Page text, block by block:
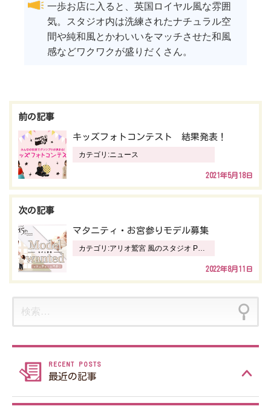
一歩お店に入ると、英国ロイヤル風な雰囲
気。スタジオ内は洗練されたナチュラル空
間や純和風とかわいいをマッチさせた和風
感などワクワクが盛りだくさん。
投
稿
ナ
ビ
ゲ
ー
シ
ョ
ン
キッズフォトコンテスト 結果発表！
カテゴリ:ニュース
2021年5月18日
マタニティ・お宮参りモデル募集
カテゴリ:アリオ鷲宮 風のスタジオ Pastel イオンタウン真岡 風のスタジオ CORO イオンモール上尾 風のスタジオ fantasy イオンモール下妻 風のスタジオ ANNEX イオン狭山 風のスタジオ Le Lien インターパーク宇都宮 風のスタジオ inpa ニュース ハーヴェストウォーク小山 風のスタジオ SWEET ベルモール宇都宮 風のスタジオ Bell 風のスタジオ 古河本店
2022年8月11日
最近の記事